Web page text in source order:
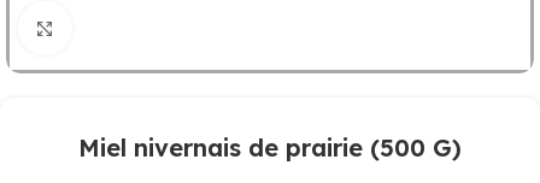
Miel nivernais de prairie (500 G)